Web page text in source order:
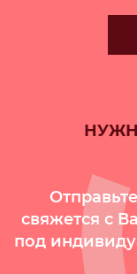
свяжется с
под